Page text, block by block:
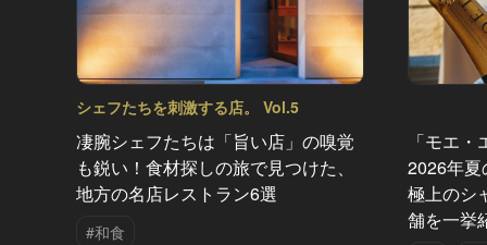
シェフたちを刺激する店。 Vol.5
凄腕シェフたちは「旨い店」の嗅覚
も鋭い！食材探しの旅で見つけた、
地方の名店レストラン6選
#和食
「モエ
2026年夏
極上のシ
舗を一挙